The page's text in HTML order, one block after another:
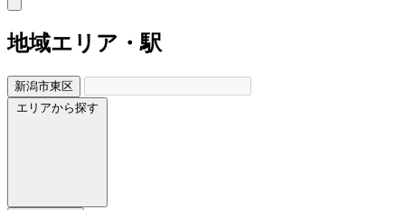
地域エリア・駅
新潟市東区
エリアから探す